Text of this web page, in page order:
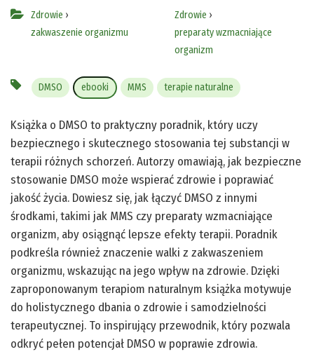
Zdrowie ›
zakwaszenie organizmu
Zdrowie ›
preparaty wzmacniające
organizm
DMSO ebooki MMS terapie naturalne
Książka o DMSO to praktyczny poradnik, który uczy
bezpiecznego i skutecznego stosowania tej substancji w
terapii różnych schorzeń. Autorzy omawiają, jak bezpieczne
stosowanie DMSO może wspierać zdrowie i poprawiać
jakość życia. Dowiesz się, jak łączyć DMSO z innymi
środkami, takimi jak MMS czy preparaty wzmacniające
organizm, aby osiągnąć lepsze efekty terapii. Poradnik
podkreśla również znaczenie walki z zakwaszeniem
organizmu, wskazując na jego wpływ na zdrowie. Dzięki
zaproponowanym terapiom naturalnym książka motywuje
do holistycznego dbania o zdrowie i samodzielności
terapeutycznej. To inspirujący przewodnik, który pozwala
odkryć pełen potencjał DMSO w poprawie zdrowia.